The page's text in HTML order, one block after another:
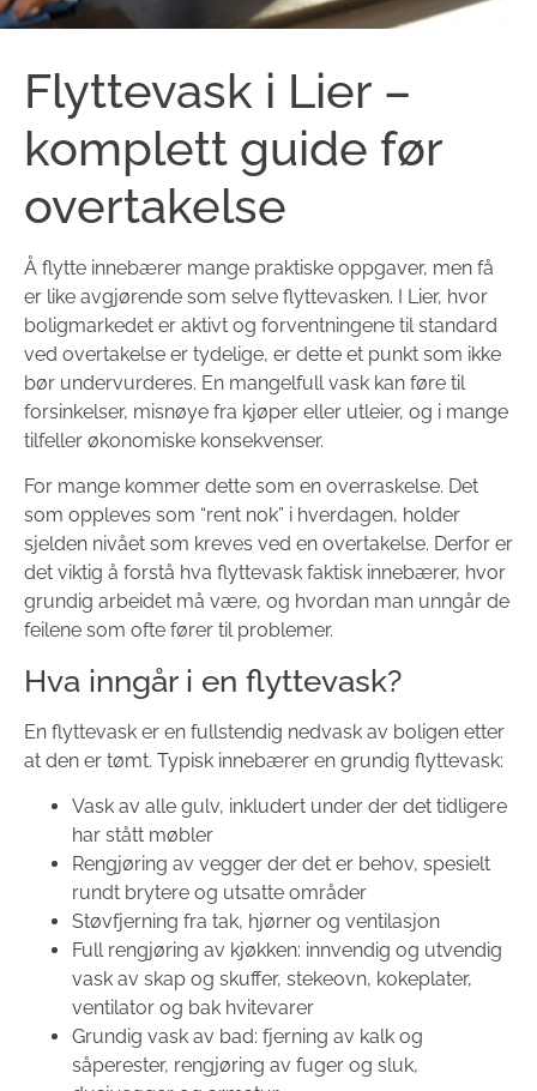
Flyttevask i Lier –
komplett guide før
overtakelse
Å flytte innebærer mange praktiske oppgaver, men få
er like avgjørende som selve flyttevasken. I Lier, hvor
boligmarkedet er aktivt og forventningene til standard
ved overtakelse er tydelige, er dette et punkt som ikke
bør undervurderes. En mangelfull vask kan føre til
forsinkelser, misnøye fra kjøper eller utleier, og i mange
tilfeller økonomiske konsekvenser.
For mange kommer dette som en overraskelse. Det
som oppleves som “rent nok” i hverdagen, holder
sjelden nivået som kreves ved en overtakelse. Derfor er
det viktig å forstå hva flyttevask faktisk innebærer, hvor
grundig arbeidet må være, og hvordan man unngår de
feilene som ofte fører til problemer.
Hva inngår i en flyttevask?
En flyttevask er en fullstendig nedvask av boligen etter
at den er tømt. Typisk innebærer en grundig flyttevask:
Vask av alle gulv, inkludert under der det tidligere
har stått møbler
Rengjøring av vegger der det er behov, spesielt
rundt brytere og utsatte områder
Støvfjerning fra tak, hjørner og ventilasjon
Full rengjøring av kjøkken: innvendig og utvendig
vask av skap og skuffer, stekeovn, kokeplater,
ventilator og bak hvitevarer
Grundig vask av bad: fjerning av kalk og
såperester, rengjøring av fuger og sluk,